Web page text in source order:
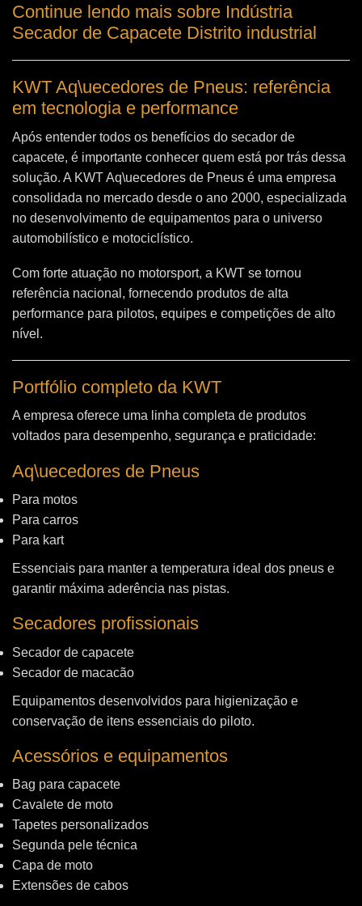
Continue lendo mais sobre Indústria
Secador de Capacete Distrito industrial
KWT Aq\uecedores de Pneus: referência
em tecnologia e performance
Após entender todos os benefícios do secador de
capacete, é importante conhecer quem está por trás dessa
solução. A KWT Aq\uecedores de Pneus é uma empresa
consolidada no mercado desde o ano 2000, especializada
no desenvolvimento de equipamentos para o universo
automobilístico e motociclístico.
Com forte atuação no motorsport, a KWT se tornou
referência nacional, fornecendo produtos de alta
performance para pilotos, equipes e competições de alto
nível.
Portfólio completo da KWT
A empresa oferece uma linha completa de produtos
voltados para desempenho, segurança e praticidade:
Aq\uecedores de Pneus
Para motos
Para carros
Para kart
Essenciais para manter a temperatura ideal dos pneus e
garantir máxima aderência nas pistas.
Secadores profissionais
Secador de capacete
Secador de macacão
Equipamentos desenvolvidos para higienização e
conservação de itens essenciais do piloto.
Acessórios e equipamentos
Bag para capacete
Cavalete de moto
Tapetes personalizados
Segunda pele técnica
Capa de moto
Extensões de cabos